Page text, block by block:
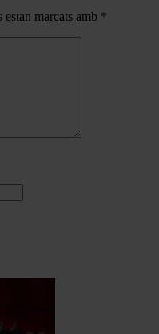
estan marcats amb *